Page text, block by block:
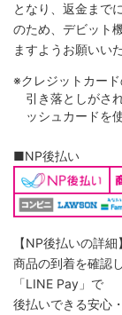
となり、返金まで
のため、デビット
ますようお願いい
※クレジットカー
引き落としがさ
ッシュカードを
■NP後払い
【NP後払いの詳細】
商品の到着を確認
「LINE Pay」で
後払いできる安心